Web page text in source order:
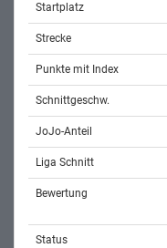
Startplatz
Strecke
Punkte mit Index
Schnittgeschw.
JoJo-Anteil
Liga Schnitt
Bewertung
Status